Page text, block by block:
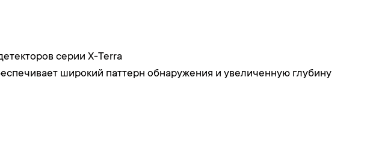
серии X-Terra
широкий паттерн обнаружения и увеличенную глубину